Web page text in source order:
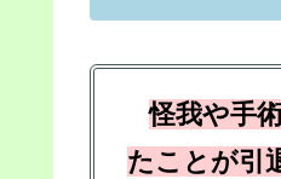
怪我や手
たことが引